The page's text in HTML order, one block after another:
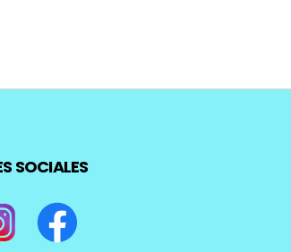
SOCIALES